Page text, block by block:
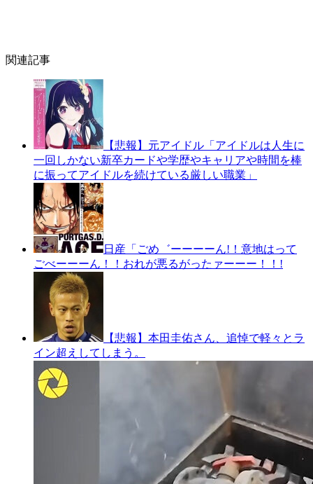
関連記事
【悲報】元アイドル「アイドルは人生に
一回しかない新卒カードや学歴やキャリアや時間を棒
に振ってアイドルを続けている厳しい職業」
日産「ごめ゛ーーーーん!！意地はって
ごべーーーん！！おれが悪るがったァーーー！！!
【悲報】本田圭佑さん、追悼で軽々とラ
イン超えしてしまう。